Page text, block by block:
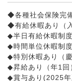
◆各種社会保険完
◆有給休暇あり（
◆半日有給休暇制
◆時間単位休暇制
◆特別休暇あり（慶
◆昇給あり（年1回
◆賞与あり(2025年